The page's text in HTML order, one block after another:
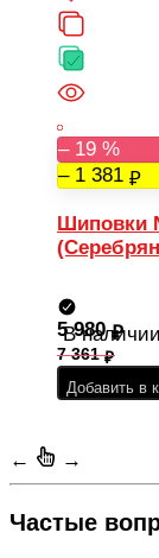
– 19 %
– 1 381
Шиповки
В наличии
5 980
7 361
Добавить в
← →
Частые